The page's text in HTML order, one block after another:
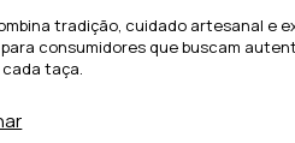
tradição, cuidado artesanal e
consumidores que buscam
taça.